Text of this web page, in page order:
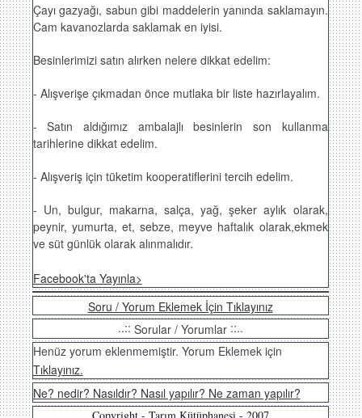
Çayı gazyağı, sabun gibi maddelerin yanında saklamayın.
Cam kavanozlarda saklamak en iyisi.
Besinlerimizi satın alırken nelere dikkat edelim:
- Alışverişe çıkmadan önce mutlaka bir liste hazırlayalım.
- Satın aldığımız ambalajlı besinlerin son kullanma
tarihlerine dikkat edelim.
- Alışveriş için tüketim kooperatiflerini tercih edelim.
- Un, bulgur, makarna, salça, yağ, şeker aylık olarak,
peynir, yumurta, et, sebze, meyve haftalık olarak,ekmek
ve süt günlük olarak alınmalıdır.
Facebook'ta Yayınla>
Soru / Yorum Eklemek İçin Tıklayınız
..:: Sorular / Yorumlar::..
Henüz yorum eklenmemiştir. Yorum Eklemek için
Tıklayınız.
Ne? nedir? Nasıldır? Nasıl yapılır? Ne zaman yapılır?